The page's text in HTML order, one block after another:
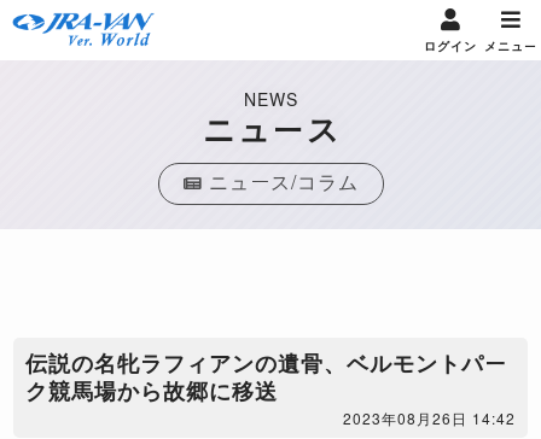
ログイン メニュー
NEWS
ニュース
ニュース/コラム
伝説の名牝ラフィアンの遺骨、ベルモントパー
ク競馬場から故郷に移送
2023年08月26日 14:42